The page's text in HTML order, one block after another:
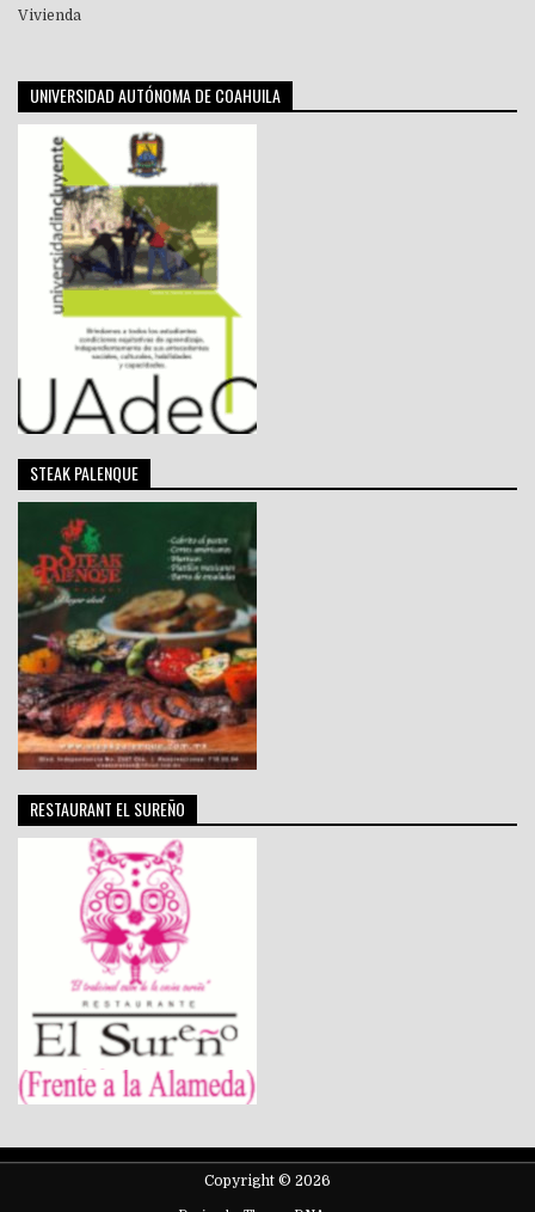
Vivienda
UNIVERSIDAD AUTÓNOMA DE COAHUILA
STEAK PALENQUE
RESTAURANT EL SUREÑO
Copyright © 2026